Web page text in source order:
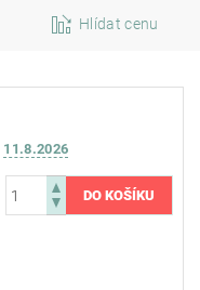
Hlídat cenu
11.8.2026